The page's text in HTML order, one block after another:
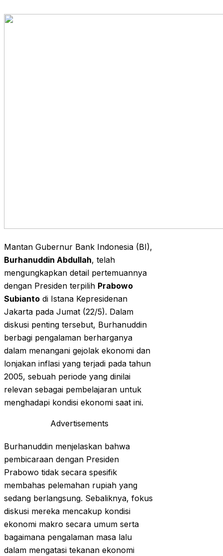
Mantan Gubernur Bank Indonesia (BI),
Burhanuddin Abdullah, telah
mengungkapkan detail pertemuannya
dengan Presiden terpilih Prabowo
Subianto di Istana Kepresidenan
Jakarta pada Jumat (22/5). Dalam
diskusi penting tersebut, Burhanuddin
berbagi pengalaman berharganya
dalam menangani gejolak ekonomi dan
lonjakan inflasi yang terjadi pada tahun
2005, sebuah periode yang dinilai
relevan sebagai pembelajaran untuk
menghadapi kondisi ekonomi saat ini.
Advertisements
Burhanuddin menjelaskan bahwa
pembicaraan dengan Presiden
Prabowo tidak secara spesifik
membahas pelemahan rupiah yang
sedang berlangsung. Sebaliknya, fokus
diskusi mereka mencakup kondisi
ekonomi makro secara umum serta
bagaimana pengalaman masa lalu
dalam mengatasi tekanan ekonomi